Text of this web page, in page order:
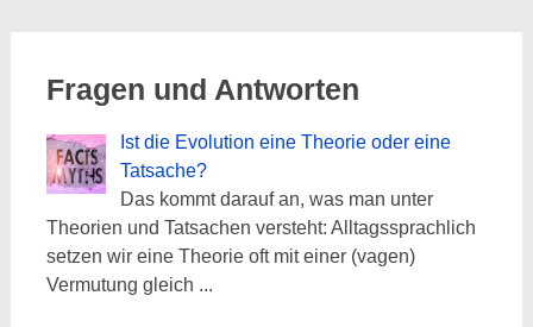
Fragen und Antworten
Ist die Evolution eine Theorie oder eine
Tatsache?
Das kommt darauf an, was man unter
Theorien und Tatsachen versteht: Alltagssprachlich
setzen wir eine Theorie oft mit einer (vagen)
Vermutung gleich ...